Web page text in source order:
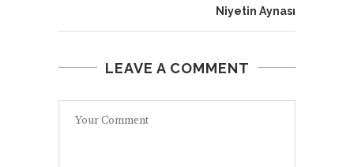
Niyetin Aynası
LEAVE A COMMENT